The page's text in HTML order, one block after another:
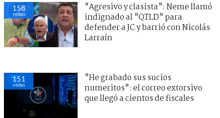
158
visitas
"Agresivo y clasista": Neme llamó
indignado al "QTLD" para
defender a JC y barrió con Nicolás
Larraín
151
visitas
"He grabado sus sucios
numeritos": el correo extorsivo
que llegó a cientos de fiscales